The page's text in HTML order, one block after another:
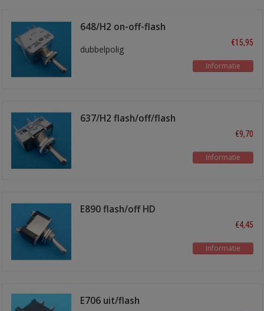
648/H2 on-off-flash
dubbelpolig
€15,95
Informatie
637/H2 flash/off/flash
€9,70
Informatie
E890 flash/off HD
€4,45
Informatie
E706 uit/flash